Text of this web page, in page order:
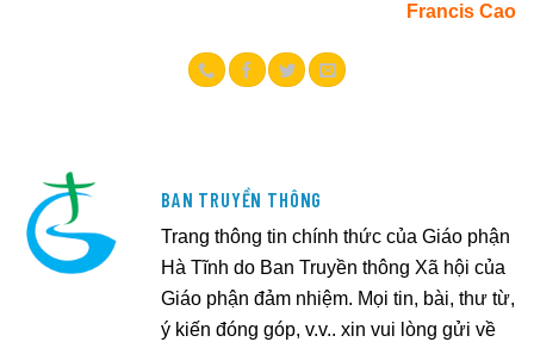
Francis Cao
BAN TRUYỀN THÔNG
Trang thông tin chính thức của Giáo phận
Hà Tĩnh do Ban Truyền thông Xã hội của
Giáo phận đảm nhiệm. Mọi tin, bài, thư từ,
ý kiến đóng góp, v.v.. xin vui lòng gửi về